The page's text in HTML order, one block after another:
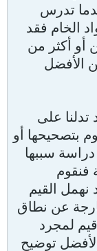
تدرس
الخام فقد
أو أكثر من
الأفضل
تدلنا على
بتصحيحها أو
سببها
فنقوم
نهمل القيم
عن نطاق
لمجرد
توضيح